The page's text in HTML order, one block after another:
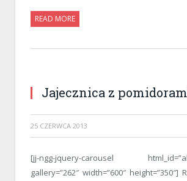
READ MORE
Jajecznica z
25 CZERWCA 2013
[jj-ngg-jquery-carousel
gallery=”262″ width=”600″ height=”350″]